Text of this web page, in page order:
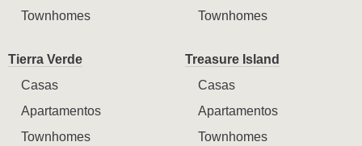
Townhomes
Townhomes
Tierra Verde
Casas
Apartamentos
Townhomes
Treasure Island
Casas
Apartamentos
Townhomes